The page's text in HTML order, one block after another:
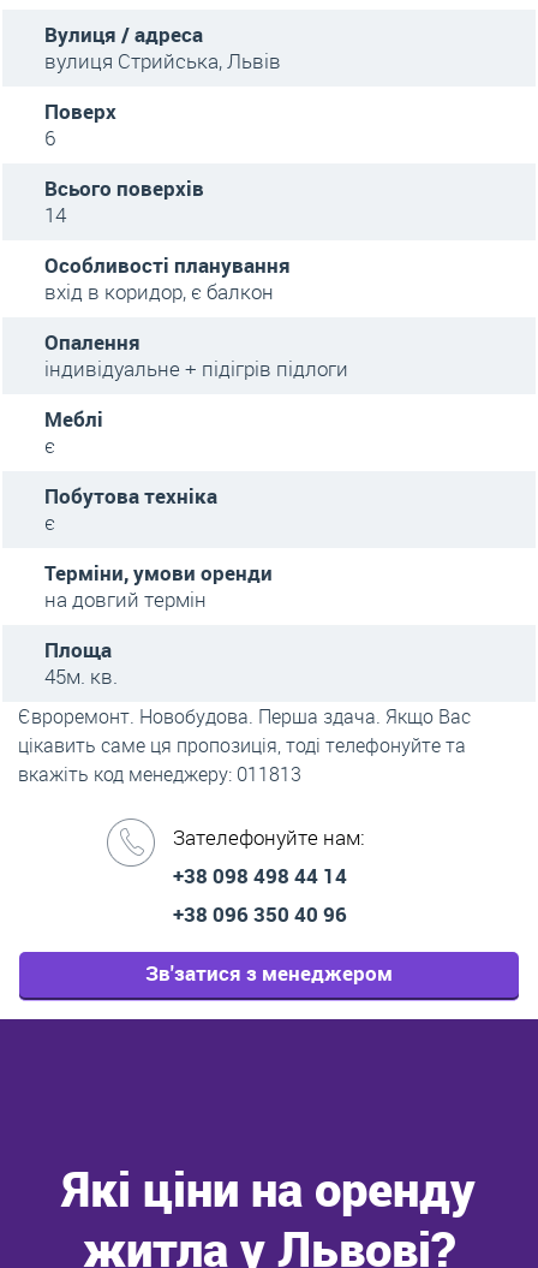
Вулиця / адреса
вулиця Стрийська, Львів
Поверх
6
Всього поверхів
14
Особливості планування
вхід в коридор, є балкон
Опалення
індивідуальне + підігрів підлоги
Меблі
є
Побутова техніка
є
Терміни, умови оренди
на довгий термін
Площа
45м. кв.
Євроремонт. Новобудова. Перша здача. Якщо Вас
цікавить саме ця пропозиція, тоді телефонуйте та
вкажіть код менеджеру: 011813
Зателефонуйте нам:
+38 098 498 44 14
+38 096 350 40 96
Зв'затися з менеджером
Які ціни на оренду
житла у Львові?